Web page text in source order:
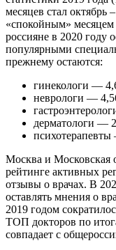
месяцев стал
«спокойным»
россияне в 2020 году
популярными
прежнему остаются:
гинекологи —
неврологи —
дерматологи —
Москва и Московская
рейтинге активных
отзывы о врачах. В
оставлять мнения о
2019 годом
ТОП докторов по
совпадает с